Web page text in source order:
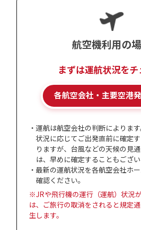
航空機利用の
まずは運航状況をチ
各航空会社・ 主要空港
・運航は航空会社の判断によりま
状況に応じてご出発直前に確定
りますが、台風などの天候の見
は、早めに確定することもござい
・最新の運航状況を各航空会社ホ
確認ください。
※JRや飛行機の運行（運航）状況
は、ご旅行の取消をされると規定
生します。